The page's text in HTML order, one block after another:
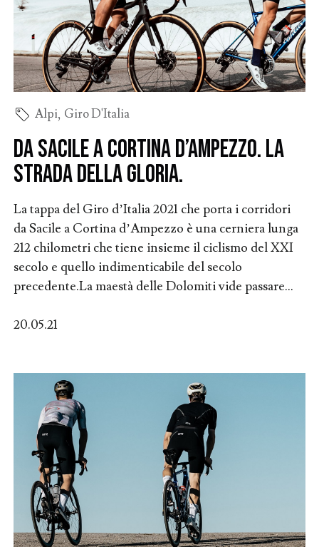
Alpi, Giro D'Italia
Da Sacile a Cortina d’Ampezzo. La
strada della gloria.
La tappa del Giro d’Italia 2021 che porta i corridori
da Sacile a Cortina d’Ampezzo è una cerniera lunga
212 chilometri che tiene insieme il ciclismo del XXI
secolo e quello indimenticabile del secolo
precedente.La maestà delle Dolomiti vide passare...
20.05.21